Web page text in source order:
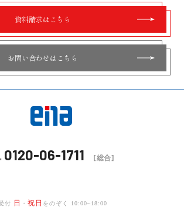
資料請求はこちら
お問い合わせはこちら
0120-06-1711 [総合]
付 日 ・ 祝日 をのぞく 10:00~18:00